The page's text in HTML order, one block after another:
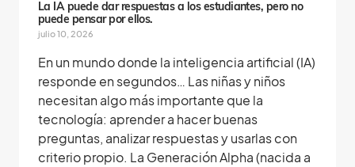
La IA puede dar respuestas a los estudiantes, pero no
puede pensar por ellos.
julio 10, 2026
En un mundo donde la inteligencia artificial (IA)
responde en segundos… Las niñas y niños
necesitan algo más importante que la
tecnología: aprender a hacer buenas
preguntas, analizar respuestas y usarlas con
criterio propio. La Generación Alpha (nacida a